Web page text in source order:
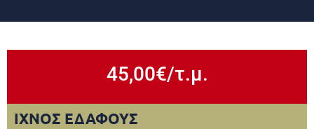
45,00€/τ.μ.
ΙΧΝΟΣ ΕΔΑΦΟΥΣ